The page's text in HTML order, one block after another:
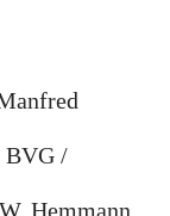
BVG /
Hemmann